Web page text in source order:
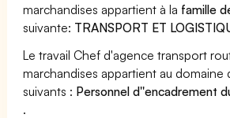
marchandises appartient à la famille
suivante: TRANSPORT ET
Le travail Chef d'agence transport
marchandises appartient au domaine
suivants : Personnel d''encadrement
.